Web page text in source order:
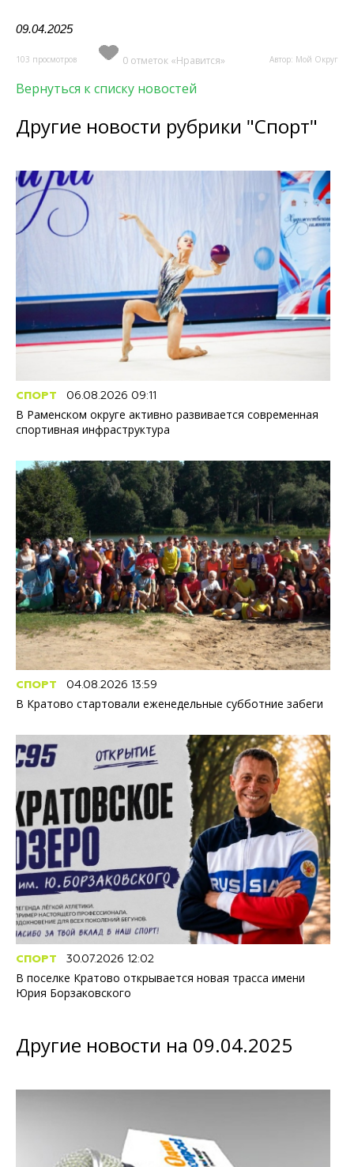
09.04.2025
103 просмотров 0 отметок «Нравится» Автор: Мой Округ
Вернуться к списку новостей
Другие новости рубрики "Спорт"
СПОРТ 06.08.2026 09:11
В Раменском округе активно развивается современная
спортивная инфраструктура
СПОРТ 04.08.2026 13:59
В Кратово стартовали еженедельные субботние забеги
СПОРТ 30.07.2026 12:02
В поселке Кратово открывается новая трасса имени
Юрия Борзаковского
Другие новости на 09.04.2025